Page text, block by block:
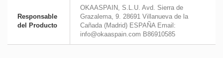
Responsable
del Producto
OKAASPAIN, S.L.U. Avd. Sierra de
Grazalema, 9. 28691 Villanueva de la
Cañada (Madrid) ESPAÑA Email:
info@okaaspain.com B86910585